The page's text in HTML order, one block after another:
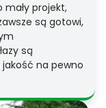
mały projekt,
są gotowi,
są
na pewno